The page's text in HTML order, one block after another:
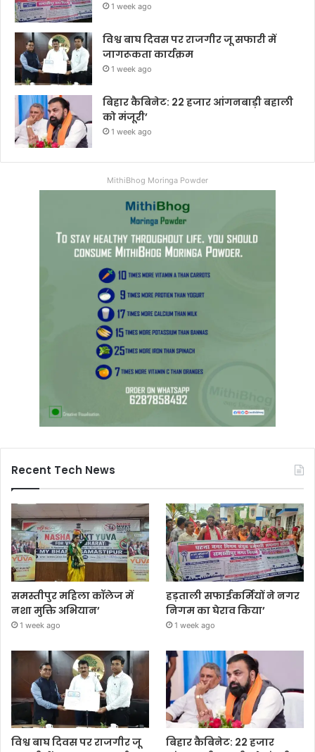
1 week ago
विश्व बाघ दिवस पर राजगीर जू सफारी में
जागरूकता कार्यक्रम
1 week ago
बिहार कैबिनेट: 22 हजार आंगनबाड़ी बहाली
को मंजूरी’
1 week ago
MithiBhog Moringa Powder
Recent Tech News
समस्तीपुर महिला कॉलेज में
नशा मुक्ति अभियान’
1 week ago
हड़ताली सफाईकर्मियों ने नगर
निगम का घेराव किया’
1 week ago
विश्व बाघ दिवस पर राजगीर जू
बिहार कैबिनेट: 22 हजार